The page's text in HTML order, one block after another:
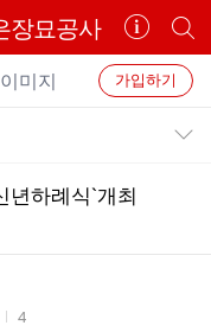
장묘공사
카
페
정
보
개
별
카
페
검
가입하기
이미지
년하례식`개최
조회수
4